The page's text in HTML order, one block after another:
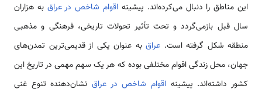
این مناطق را دنبال می‌کرده‌اند. پیشینه اقوام شاخص در عراق به هزاران
سال قبل بازمی‌گردد و تحت تأثیر تحولات تاریخی، فرهنگی و مذهبی
منطقه شکل گرفته است. عراق به عنوان یکی از قدیمی‌ترین تمدن‌های
جهان، محل زندگی اقوام مختلفی بوده که هر یک سهم مهمی در تاریخ این
کشور داشته‌اند. پیشینه اقوام شاخص در عراق نشان‌دهنده تنوع غنی